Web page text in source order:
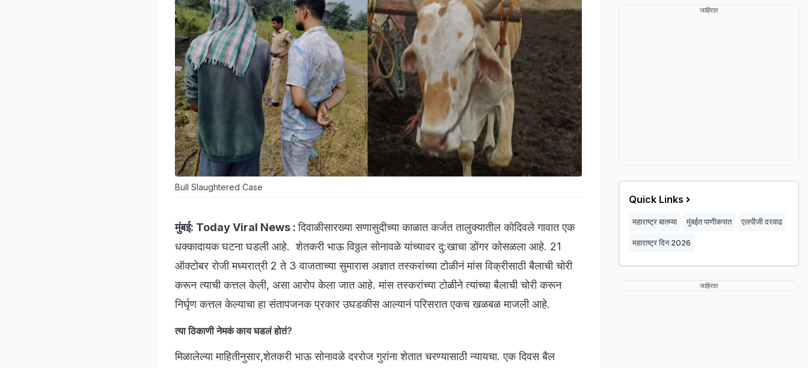
Bull Slaughtered Case
मुंबई: Today Viral News :दिवाळीसारख्या सणासुदीच्या काळात कर्जत तालुक्यातील कोदिवले गावात एक
धक्कादायक घटना घडली आहे. शेतकरी भाऊ विठ्ठल सोनावळे यांच्यावर दु:खाचा डोंगर कोसळला आहे. 21
ऑक्टोबर रोजी मध्यरात्री 2 ते 3 वाजताच्या सुमारास अज्ञात तस्करांच्या टोळीनं मांस विक्रीसाठी बैलाची चोरी
करून त्याची कत्तल केली, असा आरोप केला जात आहे. मांस तस्करांच्या टोळीने त्यांच्या बैलाची चोरी करून
निर्घृण कत्तल केल्याचा हा संतापजनक प्रकार उघडकीस आल्यानं परिसरात एकच खळबळ माजली आहे.
त्या ठिकाणी नेमकं काय घडलं होतं?
मिळालेल्या माहितीनुसार,शेतकरी भाऊ सोनावळे दररोज गुरांना शेतात चरण्यासाठी न्यायचा. एक दिवस बैल
जाहिरात
Quick Links
महाराष्ट्र बातम्या मुंबईत पाणीकपात एलपीजी दरवाढ
महाराष्ट्र दिन 2026
जाहिरात